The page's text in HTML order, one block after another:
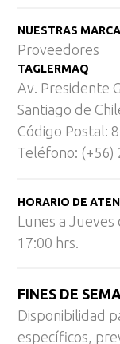
NUESTRAS
Proveedores
TAGLERMAQ
Av. Presidente
Santiago de
Código Postal:
Teléfono: (+56)
HORARIO DE
Lunes a Jueves
17:00 hrs.
FINES DE
Disponibilidad
específicos,